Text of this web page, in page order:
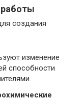
создания
изменение
способности